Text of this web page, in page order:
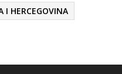
I HERCEGOVINA